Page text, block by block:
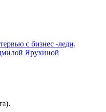
с бизнес -леди,
Ярухиной